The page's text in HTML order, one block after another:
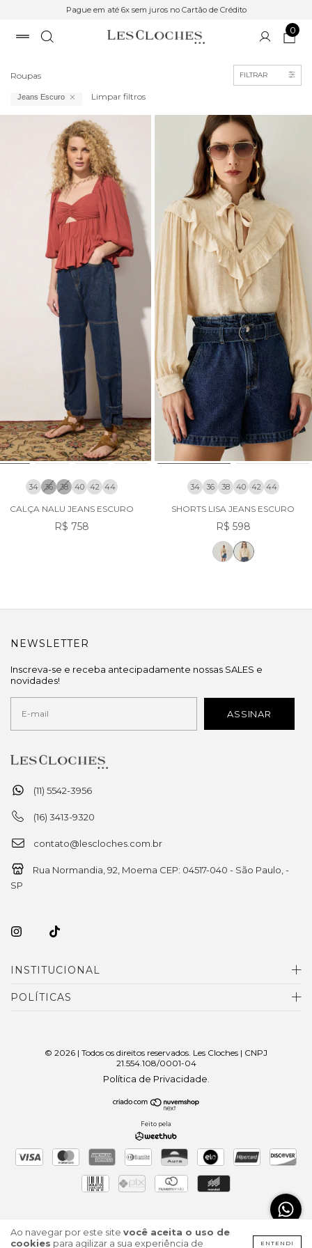
Pague em até 6x sem juros no Cartão de Crédito
0
Ao navegar por este site você aceita o uso de
cookies para agilizar a sua experiência de ENTENDI
Início
Roupas FILTRAR
Jeans Escuro Limpar filtros
34 36 38 40 42 44
CALÇA NALU JEANS ESCURO
R$ 758
34 36 38 40 42 44
SHORTS LISA JEANS ESCURO
R$ 598
(11) 5542-3956
(16) 3413-9320
contato@lescloches.com.br
Rua Normandia, 92, Moema CEP: 04517-040 - São Paulo, -
SP
INSTITUCIONAL
POLÍTICAS
NEWSLETTER
Inscreva-se e receba antecipadamente nossas SALES e
novidades!
© 2026 | Todos os direitos reservados. Les Cloches | CNPJ
21.554.108/0001-04
Política de Privacidade
Feito pela